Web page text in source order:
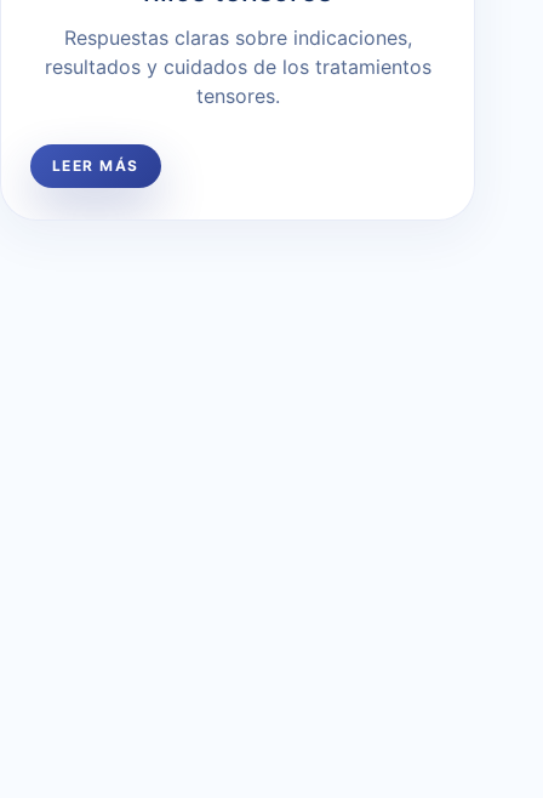
Respuestas claras sobre indicaciones,
resultados y cuidados de los tratamientos
tensores.
LEER MÁS